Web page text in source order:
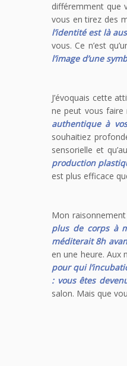
différemment que
vous en tirez des
l’identité est là
vous. Ce n’est
l’image d’une
J’évoquais cette
ne peut vous faire
authentique à
souhaitiez
sensorielle et
production
est plus efficace
Mon
plus de corps à
méditerait 8h
en une heure.
pour qui
: vous êtes
salon. Mais que